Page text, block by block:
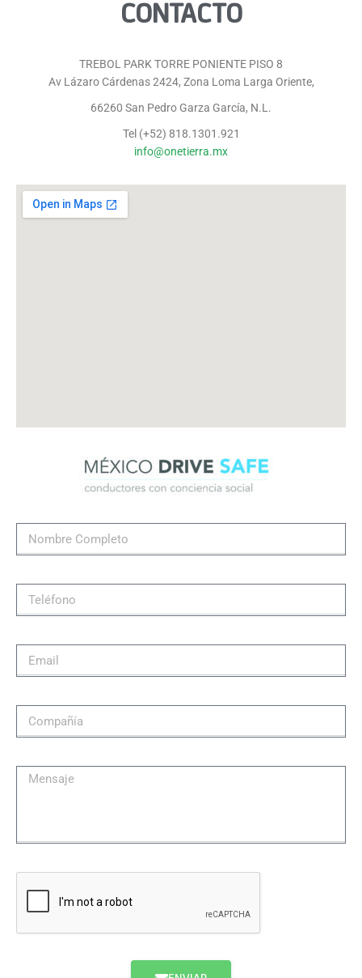
CONTACTO
TREBOL PARK TORRE PONIENTE PISO 8
Av Lázaro Cárdenas 2424, Zona Loma Larga Oriente,
66260 San Pedro Garza García, N.L.
Tel (+52) 818.1301.921
info@onetierra.mx